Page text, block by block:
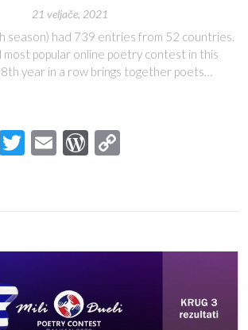
21 veljače, 2021
season) had 739 entries from 52 countries.
popular online poetry contest in this
year in a row brings together poets…
ViberTwitter
EmailWordPress